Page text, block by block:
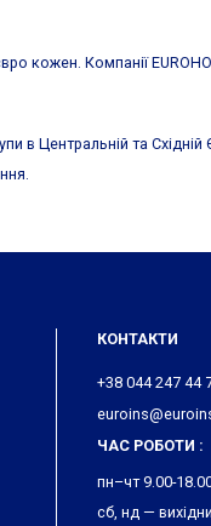
кожен. Компанії
в Центральній та
КОНТАКТИ
+38 044 247 44
ЧАС РОБОТИ :
пн–чт 9.00-
сб, нд —